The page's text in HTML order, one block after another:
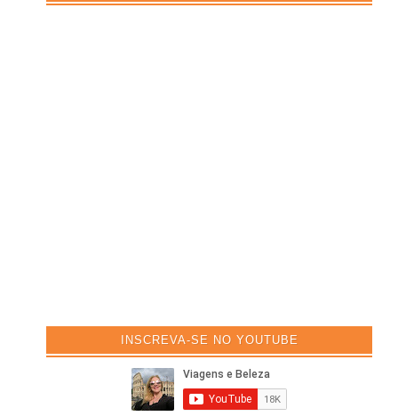
INSCREVA-SE NO YOUTUBE